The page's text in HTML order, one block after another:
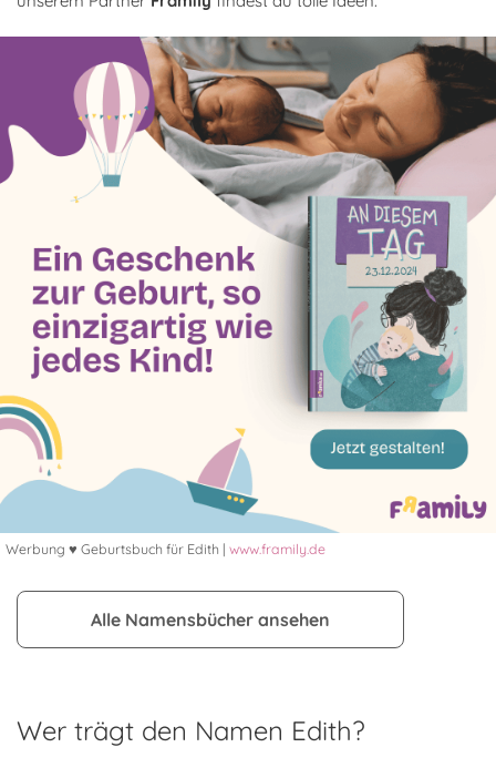
Werbung ♥ Geburtsbuch für Edith | www.framily.de
Alle Namensbücher ansehen
Wer trägt den Namen Edith?